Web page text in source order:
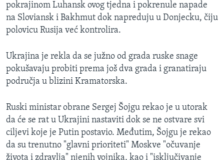
pokrajinom Luhansk ovog tjedna i pokrenule napade
na Sloviansk i Bakhmut dok napreduju u Donjecku, čiju
polovicu Rusija već kontrolira.
Ukrajina je rekla da se južno od grada ruske snage
pokušavaju probiti prema još dva grada i granatiraju
područja u blizini Kramatorska.
Ruski ministar obrane Sergej Šojgu rekao je u utorak
da će se rat u Ukrajini nastaviti dok se ne ostvare svi
ciljevi koje je Putin postavio. Međutim, Šojgu je rekao
da su trenutno "glavni prioriteti" Moskve "očuvanje
života i zdravlja" njenih vojnika, kao i "isključivanje